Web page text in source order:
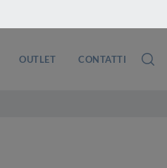
OUTLET CONTATTI